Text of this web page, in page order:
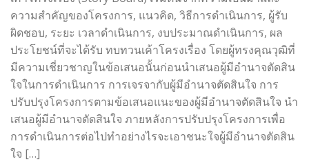
ความสำคัญของโครงการ, แนวคิด, วิธีการดำเนินการ, ผู้รับ
ผิดชอบ, ระยะ เวลาดำเนินการ, งบประมาณดำเนินการ, ผล
ประโยชน์ที่จะได้รับ ทบทวนเค้าโครงเรื่อง โดยผู้ทรงคุณวุฒิที่
มีความเชี่ยวชาญในข้อเสนอนั้นก่อนนำเสนอผู้มีอำนาจตัดสิน
ใจในการดำเนินการ การเจรจากับผู้มีอำนาจตัดสินใจ การ
ปรับปรุงโครงการตามข้อเสนอแนะของผู้มีอำนาจตัดสินใจ นำ
เสนอผู้มีอำนาจตัดสินใจ ภายหลังการปรับปรุงโครงการเพื่อ
การดำเนินการต่อไปทำอย่างไรจะเอาชนะใจผู้มีอำนาจตัดสิน
ใจ […]